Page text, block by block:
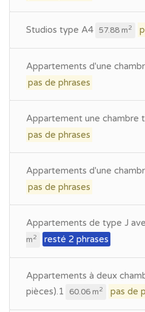
Studios type A4 57.88 m2
Appartements d'une
pas de phrases
Appartement une chambre
pas de phrases
Appartements d'une
pas de phrases
Appartements de type J
m2 resté 2 phrases
Appartements à deux
pièces).1
60.06 m2 pas de